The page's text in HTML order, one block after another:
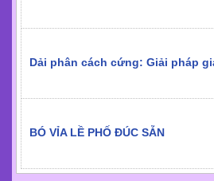
BÓ VỈA LỀ PHỐ ĐÚC SẴN